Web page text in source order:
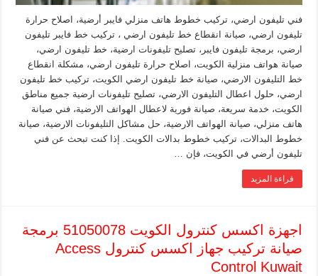
فني تليفون ارضي، تركيب خطوط هاتف منزلي فايبر أرضية، اصلاح حرارة
تليفون ارضي، صيانة انقطاع خط تليفون ارضي ، تركيب خط فايبر تليفون
ارضي، برمجة تليفون فايبر، تصليح تليفونات ارضية، خط تليفون ارضي،
صيانة هواتف منزلية الكويت، اصلاح حرارة تليفون ارضي، مشكلة انقطاع
خط التليفون الارضي، صيانة خط تليفون ارضي الكويت، تركيب خط تليفون
ارضي، حلول اعطال التليفون الارضي، تصليح تليفونات ارضية جميع مناطق
الكويت، خدمة سريعة، صيانة فورية لاعطال الهواتف الارضية، فني صيانة
هاتف منزلي، صيانة الهواتف الارضية، حل مشاكل التليفونات الارضية، صيانة
خطوط البدالات، تركيب خطوط بدالات الكويت. إذا كنت تبحث عن فني
تليفون أرضي في الكويت، فإن …
قراءة المزيد
اجهزة اكسس كنترول الكويت 51050078 برمجة
صيانة تركيب جهاز اكسس كنترول Access
Control Kuwait